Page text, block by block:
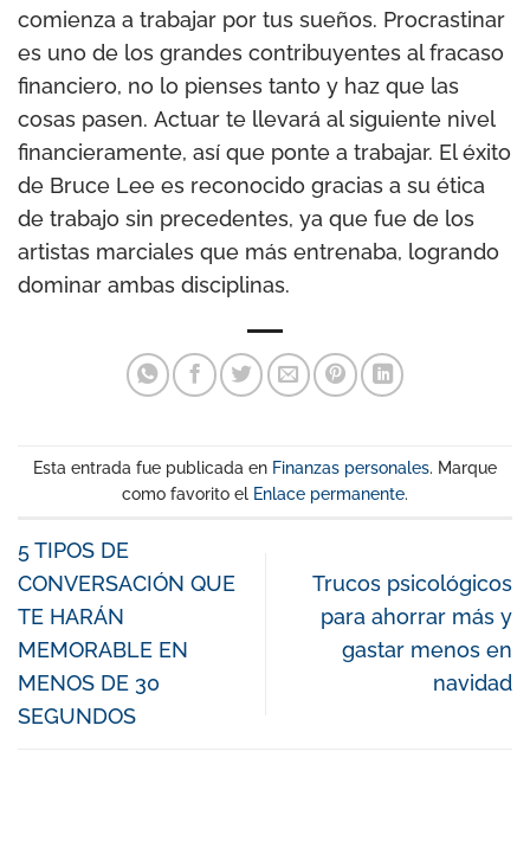
comienza a trabajar por tus sueños. Procrastinar
es uno de los grandes contribuyentes al fracaso
financiero, no lo pienses tanto y haz que las
cosas pasen. Actuar te llevará al siguiente nivel
financieramente, así que ponte a trabajar. El éxito
de Bruce Lee es reconocido gracias a su ética
de trabajo sin precedentes, ya que fue de los
artistas marciales que más entrenaba, logrando
dominar ambas disciplinas.
Esta entrada fue publicada en Finanzas personales. Marque
como favorito el Enlace permanente.
5 TIPOS DE
CONVERSACIÓN QUE
TE HARÁN
MEMORABLE EN
MENOS DE 30
SEGUNDOS
Trucos psicológicos
para ahorrar más y
gastar menos en
navidad